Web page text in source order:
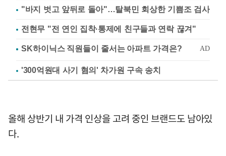
"바지 벗고 앞뒤로 돌아"…탈북민 회상한 기쁨조 검사
전현무 "전 연인 집착·통제에 친구들과 연락 끊겨"
'300억원대 사기 혐의' 차가원 구속 송치
올해 상반기 내 가격 인상을 고려 중인 브랜드도 남아있
다.